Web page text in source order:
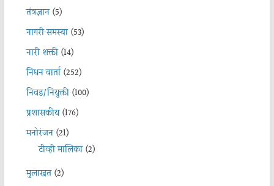
तंत्रज्ञान(5)
नागरी समस्या(53)
नारी शक्ती(14)
निधन वार्ता(252)
निवड/नियुक्ती(100)
प्रशासकीय(176)
मनोरंजन(21)
टीव्ही मालिका(2)
मुलाखत(2)